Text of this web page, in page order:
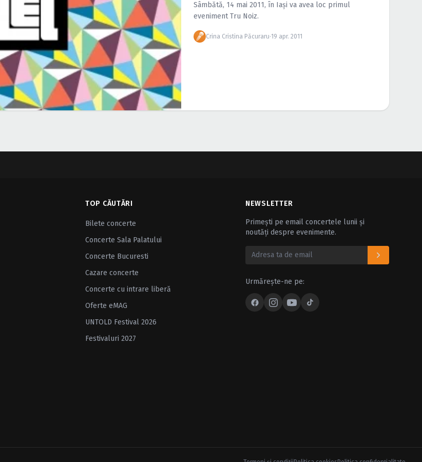
Sâmbătă, 14 mai 2011, în Iaşi va avea loc primul
eveniment Tru Noiz.
Crina Cristina Păcuraru·19 apr. 2011
TOP CĂUTĂRI
Bilete concerte
Concerte Sala Palatului
Concerte Bucuresti
Cazare concerte
Concerte cu intrare liberă
Oferte eMAG
UNTOLD Festival 2026
Festivaluri 2027
NEWSLETTER
Primești pe email concertele lunii și
noutăți despre evenimente.
Urmărește-ne pe: